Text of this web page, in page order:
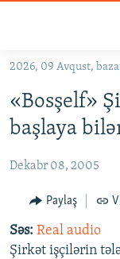
Əsas
qayıt
Əsas
naviqasiyaya
qayıt
#İZAHLA
KORRUPSIOMETR
#ƏSLINDƏ
FƏRQƏ BAX
QANUNI DOĞRU
2026, 09 Avqust,
«Bosşelf»
başlaya
Dekabr 08, 2005
Paylaş
Səs: Real audio
Şirkət işçilərin